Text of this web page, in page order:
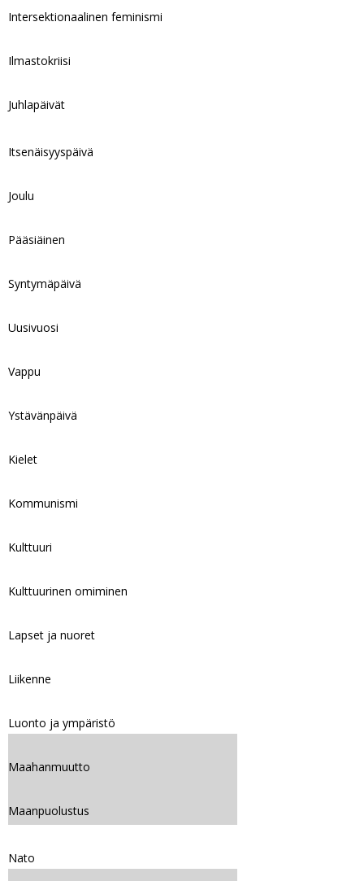
Intersektionaalinen feminismi
Ilmastokriisi
Juhlapäivät
Itsenäisyyspäivä
Joulu
Pääsiäinen
Syntymäpäivä
Uusivuosi
Vappu
Ystävänpäivä
Kielet
Kommunismi
Kulttuuri
Kulttuurinen omiminen
Lapset ja nuoret
Liikenne
Luonto ja ympäristö
Maahanmuutto
Maanpuolustus
Nato